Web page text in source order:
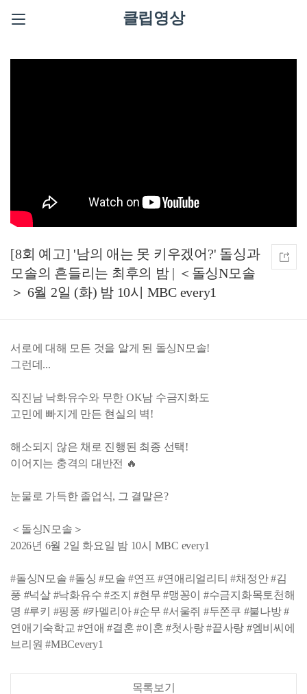
클립영상
[8회 예고] '남의 애는 못 키우겠어?' 돌싱과
모솔의 흔들리는 최후의 밤 | ＜돌싱N모솔
＞ 6월 2일 (화) 밤 10시 MBC every1
서로에 대해 모든 것을 알게 된 돌싱N모솔!
그런데...
직진남 낙화유수와 무한 OK남 수금지화도
고민에 빠지게 만든 현실의 벽!
해소되지 않은 채로 진행된 최종 선택!
이어지는 충격의 대반전 🔥
눈물로 가득한 졸업식, 그 결말은?
＜돌싱N모솔＞
2026년 6월 2일 화요일 밤 10시 MBC every1
#돌싱N모솔 #돌싱 #모솔 #연프 #연애리얼리티 #채정안 #김
풍 #넉살 #낙화유수 #조지 #현무 #맹꽁이 #수금지화목토천해
명 #루키 #핑퐁 #카멜리아 #순무 #서울쥐 #두쫀쿠 #불나방 #
연애기숙학교 #연애 #결혼 #이혼 #첫사랑 #끝사랑 #엠비씨에
브리원 #MBCevery1
목록보기